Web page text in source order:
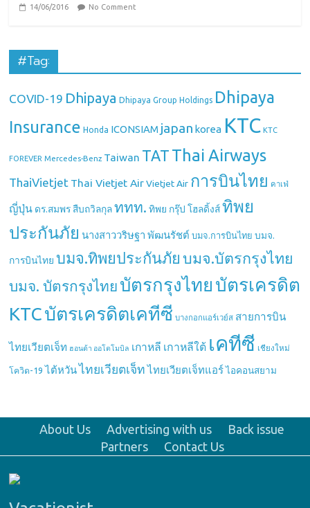
14/06/2016 No Comment
#Tag:
COVID-19 Dhipaya Dhipaya Group Holdings Dhipaya
Insurance Honda ICONSIAM japan korea KTC KTC
FOREVER Mercedes-Benz Taiwan TAT Thai Airways
ThaiVietjet Thai Vietjet Air Vietjet Air การบินไทย คาเฟ่
ญี่ปุ่น ดร.สมพร สืบถวิลกุล ททท. ทิพย กรุ๊ป โฮลดิ้งส์ ทิพย
ประกันภัย นางสาววริษฐา พัฒนรัชต์ บมจ.การบินไทย บมจ.
การบินไทย บมจ.ทิพยประกันภัย บมจ.บัตรกรุงไทย
บมจ. บัตรกรุงไทย บัตรกรุงไทย บัตรเครดิต
KTCบัตรเครดิตเคทีซี บางกอกแอร์เวย์ส สายการบิน
ไทยเวียตเจ็ท ฮอนด้า ออโตโมบิล เกาหลี เกาหลีใต้ เคทีซี เชียงใหม่
โควิด-19 ไต้หวัน ไทยเวียตเจ็ท ไทยเวียตเจ็ทแอร์ ไอคอนสยาม
About Us Advertising with us
Back issue
Partners
Contact Us